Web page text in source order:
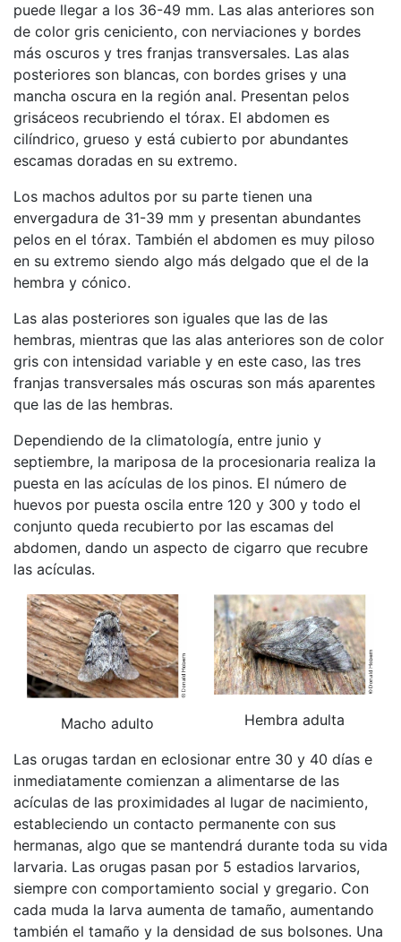
puede llegar a los 36-49 mm. Las alas anteriores son
de color gris ceniciento, con nerviaciones y bordes
más oscuros y tres franjas transversales. Las alas
posteriores son blancas, con bordes grises y una
mancha oscura en la región anal. Presentan pelos
grisáceos recubriendo el tórax. El abdomen es
cilíndrico, grueso y está cubierto por abundantes
escamas doradas en su extremo.
Los machos adultos por su parte tienen una
envergadura de 31-39 mm y presentan abundantes
pelos en el tórax. También el abdomen es muy piloso
en su extremo siendo algo más delgado que el de la
hembra y cónico.
Las alas posteriores son iguales que las de las
hembras, mientras que las alas anteriores son de color
gris con intensidad variable y en este caso, las tres
franjas transversales más oscuras son más aparentes
que las de las hembras.
Dependiendo de la climatología, entre junio y
septiembre, la mariposa de la procesionaria realiza la
puesta en las acículas de los pinos. El número de
huevos por puesta oscila entre 120 y 300 y todo el
conjunto queda recubierto por las escamas del
abdomen, dando un aspecto de cigarro que recubre
las acículas.
Macho adulto Hembra adulta
Las orugas tardan en eclosionar entre 30 y 40 días e
inmediatamente comienzan a alimentarse de las
acículas de las proximidades al lugar de nacimiento,
estableciendo un contacto permanente con sus
hermanas, algo que se mantendrá durante toda su vida
larvaria. Las orugas pasan por 5 estadios larvarios,
siempre con comportamiento social y gregario. Con
cada muda la larva aumenta de tamaño, aumentando
también el tamaño y la densidad de sus bolsones. Una